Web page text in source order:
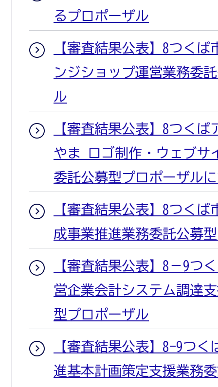
るプロポーザル
【審査結果公表】8つく
ンジショップ運営業務委
ル
【審査結果公表】8つく
やま ロゴ制作・ウェブサ
委託公募型プロポーザル
【審査結果公表】8つく
成事業推進業務委託公募
【審査結果公表】8－9つ
営企業会計システム調達
型プロポーザル
【審査結果公表】8-9つ
進基本計画策定支援業務